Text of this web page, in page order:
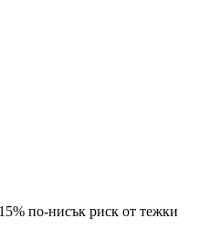
по-нисък риск от тежки